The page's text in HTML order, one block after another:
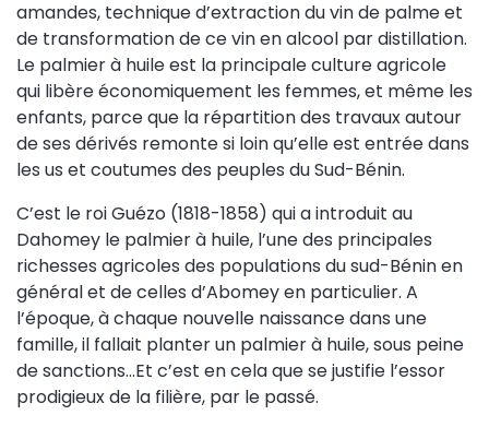
amandes, technique d’extraction du vin de palme et
de transformation de ce vin en alcool par distillation.
Le palmier à huile est la principale culture agricole
qui libère économiquement les femmes, et même les
enfants, parce que la répartition des travaux autour
de ses dérivés remonte si loin qu’elle est entrée dans
les us et coutumes des peuples du Sud-Bénin.
C’est le roi Guézo (1818-1858) qui a introduit au
Dahomey le palmier à huile, l’une des principales
richesses agricoles des populations du sud-Bénin en
général et de celles d’Abomey en particulier. A
l’époque, à chaque nouvelle naissance dans une
famille, il fallait planter un palmier à huile, sous peine
de sanctions…Et c’est en cela que se justifie l’essor
prodigieux de la filière, par le passé.